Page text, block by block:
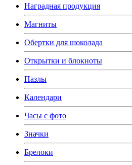
Наградная продукция
Магниты
Обертки для шоколада
Открытки и блокноты
Пазлы
Календари
Часы с фото
Значки
Брелоки